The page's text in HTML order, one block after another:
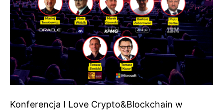
Konferencja I Love Crypto&Blockchain w